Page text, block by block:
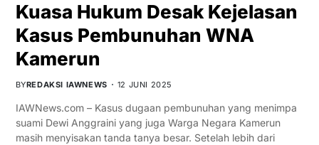
Kuasa Hukum Desak Kejelasan
Kasus Pembunuhan WNA
Kamerun
BYREDAKSI IAWNEWS 12 JUNI 2025
IAWNews.com – Kasus dugaan pembunuhan yang menimpa
suami Dewi Anggraini yang juga Warga Negara Kamerun
masih menyisakan tanda tanya besar. Setelah lebih dari